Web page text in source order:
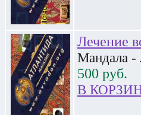
Лечение
Мандала -
500 руб.
В